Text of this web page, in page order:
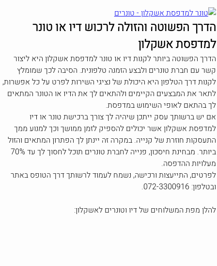
הדרך הפשוטה והזולה לרכוש דיו או טונר
למדפסת אשקלון
הדרך הפשוטה ביותר לקנות דיו או טונר למדפסת אשקלון היא ליצור
קשר עם חברת טונרים ולבצע הזמנה טלפונית. הסיבה לכך שמומלץ
לקנות דרך הטלפון היא היכולת של נציגי השירות לפרט על כל אפשרות,
לתאר את המבצעים הקיימים ולהתאים לך את הדיו או הטונר המתאים
לך בהתאם לאופי השימוש במדפסת.
אם יש ברשותך עסק ייתכן שיהיה לך צורך ברכישת טונר או דיו
למדפסת אשקלון אשר יכולים להספיק לזמן ממושך וכך למנוע ממך
התעסקות חוזרת של קנייה. במקרה זה יינתן לך הפתרון המתאים והזול
ביותר. מבחינת חיסכון, פנייה לחברת טונרים תוכל לחסוך לך עד 70%
מעלויות ההדפסה.
לפרטים, התייעצות ורכישה, נשמח לעמוד לרשותך דרך הטופס באתר
ובטלפון: 072-3300916.
להלן מפת המשלוחים של דיו וטונרים לאשקלון: